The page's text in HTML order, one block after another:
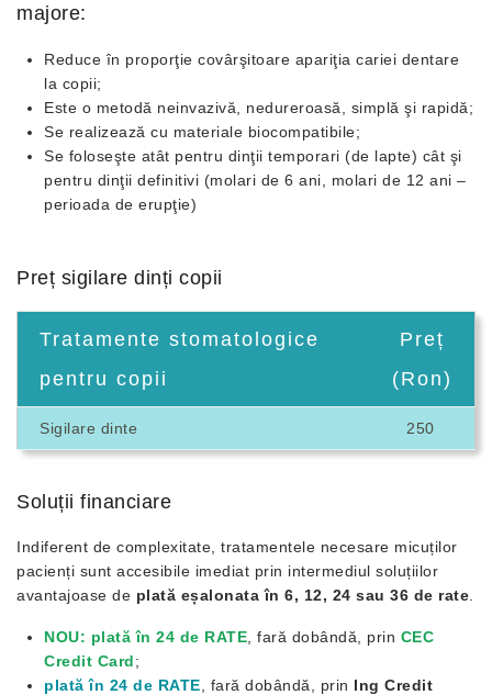
majore:
Reduce în proporţie covârşitoare apariţia cariei dentare
la copii;
Este o metodă neinvazivă, nedureroasă, simplă şi rapidă;
Se realizează cu materiale biocompatibile;
Se foloseşte atât pentru dinţii temporari (de lapte) cât şi
pentru dinţii definitivi (molari de 6 ani, molari de 12 ani –
perioada de erupţie)
Preț sigilare dinți copii
Tratamente stomatologice
pentru copii
Preț
(Ron)
Sigilare dinte 250
Soluții financiare
Indiferent de complexitate, tratamentele necesare micuților
pacienți sunt accesibile imediat prin intermediul soluțiilor
avantajoase de plată eșalonata în 6, 12, 24 sau 36 de rate
NOU: plată în 24 de RATE , fară dobândă, prin CEC
Credit Card;
plată în 24 de RATE , fară dobândă, prin Ing Credit